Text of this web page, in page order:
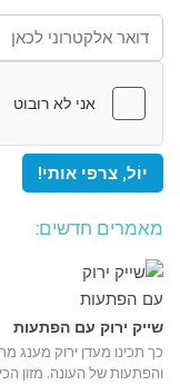
מאמרים חדשים:
שייק ירוק עם הפתעות
כך תכינו מעדן ירוק מענג
והפתעות של העונה. מזון